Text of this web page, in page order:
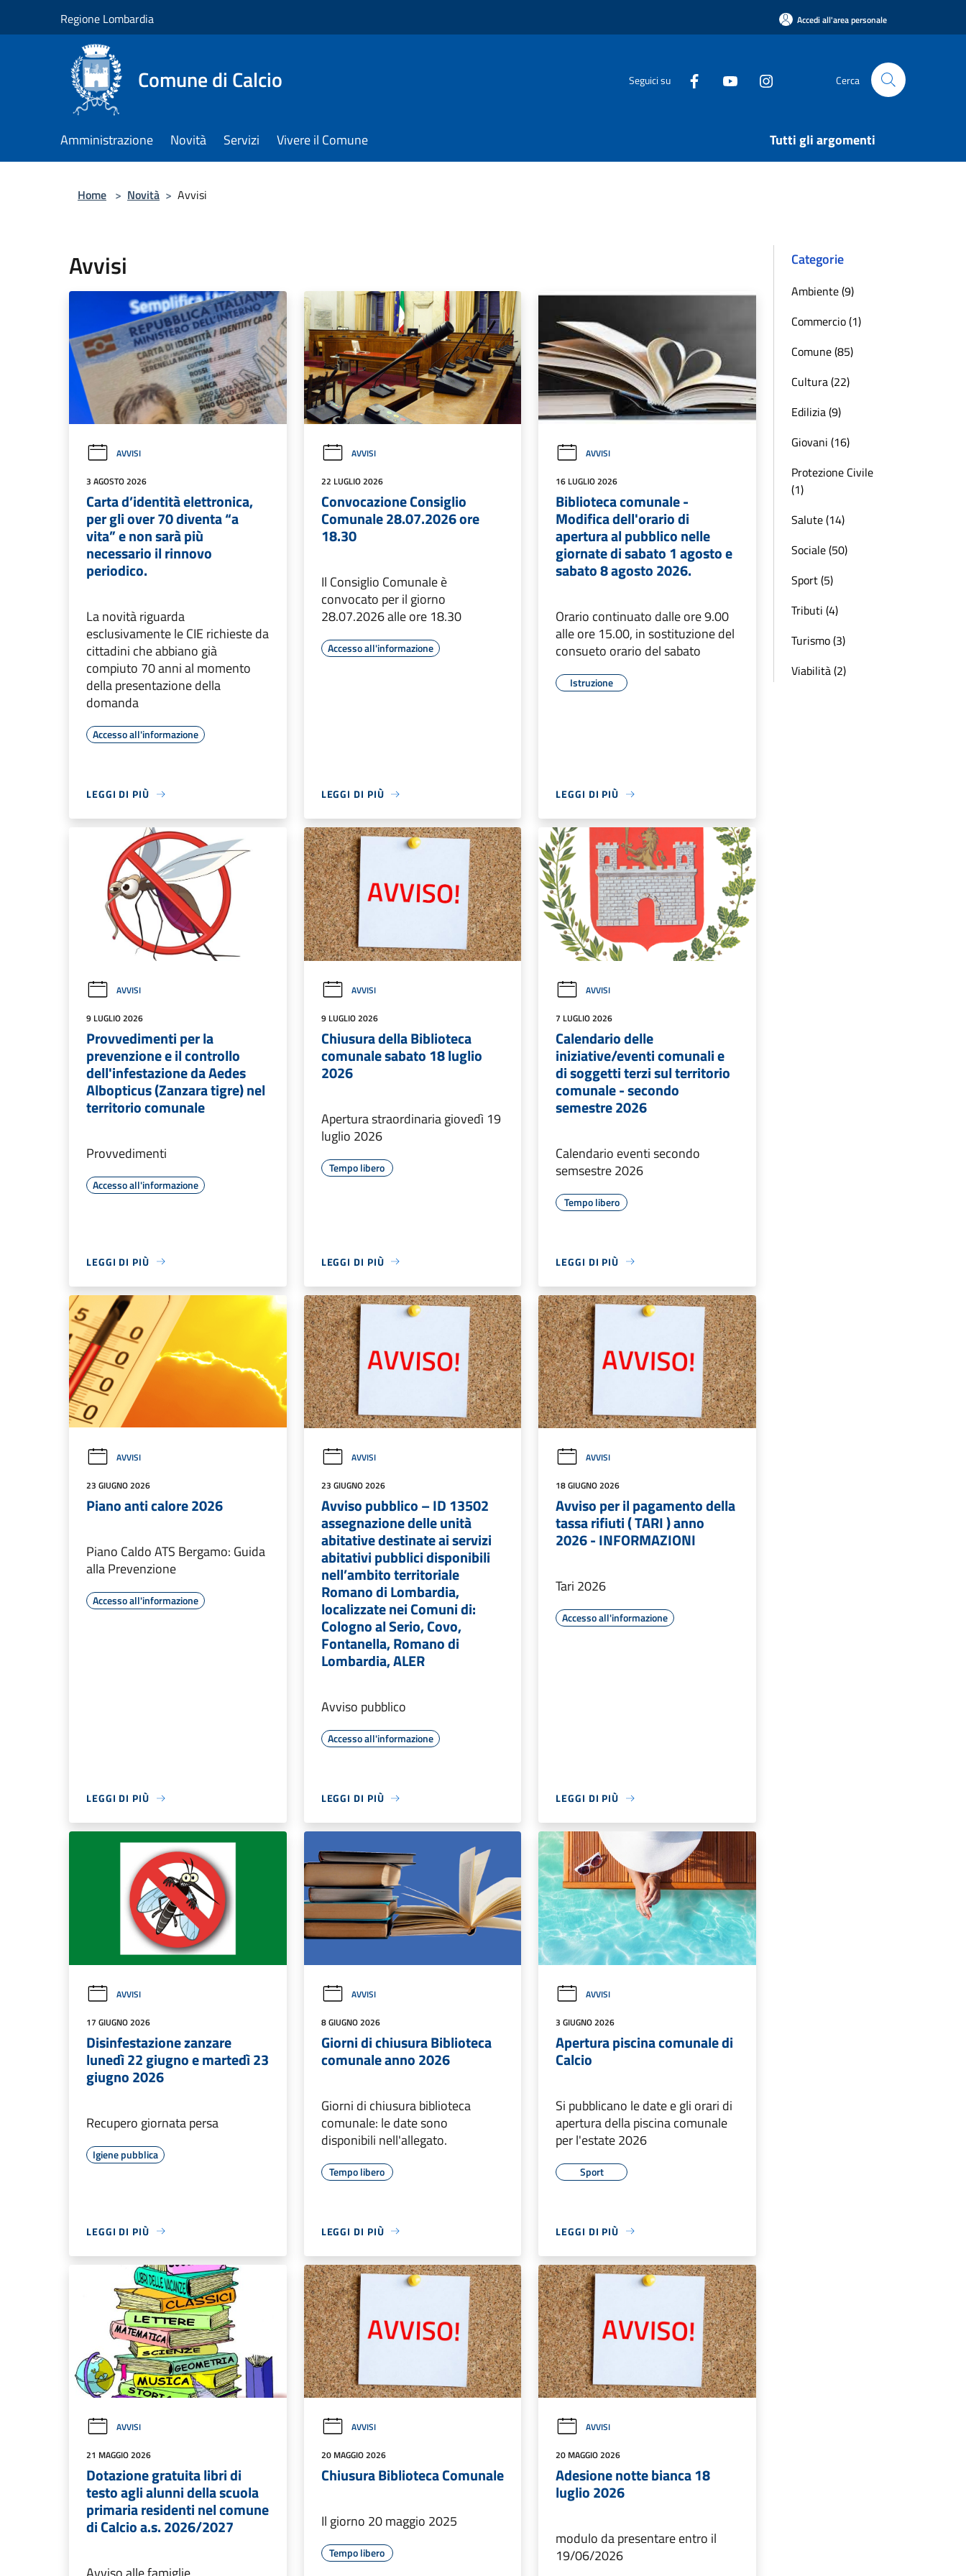
Regione Lombardia Accedi all'area personale
Comune di Calcio Seguici su Cerca
Amministrazione Novità Servizi Vivere il Comune Tutti gli argomenti
Home > Novità > Avvisi
Avvisi
AVVISI
3 AGOSTO 2026
Carta d’identità elettronica,
per gli over 70 diventa “a
vita” e non sarà più
necessario il rinnovo
periodico.
La novità riguarda
esclusivamente le CIE richieste da
cittadini che abbiano già
compiuto 70 anni al momento
della presentazione della
domanda
Accesso all'informazione
LEGGI DI PIÙ
AVVISI
22 LUGLIO 2026
Convocazione Consiglio
Comunale 28.07.2026 ore
18.30
Il Consiglio Comunale è
convocato per il giorno
28.07.2026 alle ore 18.30
Accesso all'informazione
LEGGI DI PIÙ
AVVISI
16 LUGLIO 2026
Biblioteca comunale -
Modifica dell'orario di
apertura al pubblico nelle
giornate di sabato 1 agosto e
sabato 8 agosto 2026.
Orario continuato dalle ore 9.00
alle ore 15.00, in sostituzione del
consueto orario del sabato
Istruzione
LEGGI DI PIÙ
AVVISI
9 LUGLIO 2026
Provvedimenti per la
prevenzione e il controllo
dell'infestazione da Aedes
Albopticus (Zanzara tigre) nel
territorio comunale
Provvedimenti
Accesso all'informazione
LEGGI DI PIÙ
AVVISI
9 LUGLIO 2026
Chiusura della Biblioteca
comunale sabato 18 luglio
2026
Apertura straordinaria giovedì 19
luglio 2026
Tempo libero
LEGGI DI PIÙ
AVVISI
7 LUGLIO 2026
Calendario delle
iniziative/eventi comunali e
di soggetti terzi sul territorio
comunale - secondo
semestre 2026
Calendario eventi secondo
semsestre 2026
Tempo libero
LEGGI DI PIÙ
AVVISI
23 GIUGNO 2026
Piano anti calore 2026
Piano Caldo ATS Bergamo: Guida
alla Prevenzione
Accesso all'informazione
LEGGI DI PIÙ
AVVISI
23 GIUGNO 2026
Avviso pubblico – ID 13502
assegnazione delle unità
abitative destinate ai servizi
abitativi pubblici disponibili
nell’ambito territoriale
Romano di Lombardia,
localizzate nei Comuni di:
Cologno al Serio, Covo,
Fontanella, Romano di
Lombardia, ALER
Avviso pubblico
Accesso all'informazione
LEGGI DI PIÙ
AVVISI
18 GIUGNO 2026
Avviso per il pagamento della
tassa rifiuti ( TARI ) anno
2026 - INFORMAZIONI
Tari 2026
Accesso all'informazione
LEGGI DI PIÙ
AVVISI
17 GIUGNO 2026
Disinfestazione zanzare
lunedì 22 giugno e martedì 23
giugno 2026
Recupero giornata persa
Igiene pubblica
LEGGI DI PIÙ
AVVISI
8 GIUGNO 2026
Giorni di chiusura Biblioteca
comunale anno 2026
Giorni di chiusura biblioteca
comunale: le date sono
disponibili nell'allegato.
Tempo libero
LEGGI DI PIÙ
AVVISI
3 GIUGNO 2026
Apertura piscina comunale di
Calcio
Si pubblicano le date e gli orari di
apertura della piscina comunale
per l'estate 2026
Sport
LEGGI DI PIÙ
AVVISI
21 MAGGIO 2026
Dotazione gratuita libri di
testo agli alunni della scuola
primaria residenti nel comune
di Calcio a.s. 2026/2027
AVVISI
20 MAGGIO 2026
Chiusura Biblioteca Comunale
Il giorno 20 maggio 2025
Tempo libero
AVVISI
20 MAGGIO 2026
Adesione notte bianca 18
luglio 2026
modulo da presentare entro il
19/06/2026
Categorie
Ambiente (9)
Commercio (1)
Comune (85)
Cultura (22)
Edilizia (9)
Giovani (16)
Protezione Civile
(1)
Salute (14)
Sociale (50)
Sport (5)
Tributi (4)
Turismo (3)
Viabilità (2)